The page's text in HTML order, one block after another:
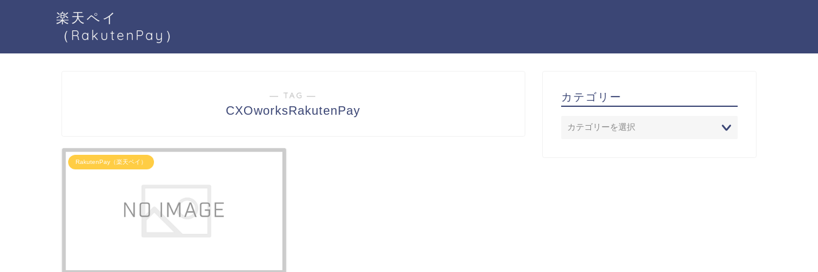
楽天ペイ
（RakutenPay）
― TAG ―
CXOworksRakutenPay
RakutenPay（楽天ペイ）
カテゴリー